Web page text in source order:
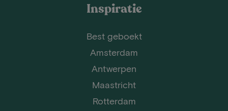
Inspiratie
Best geboekt
Amsterdam
Antwerpen
Maastricht
Rotterdam